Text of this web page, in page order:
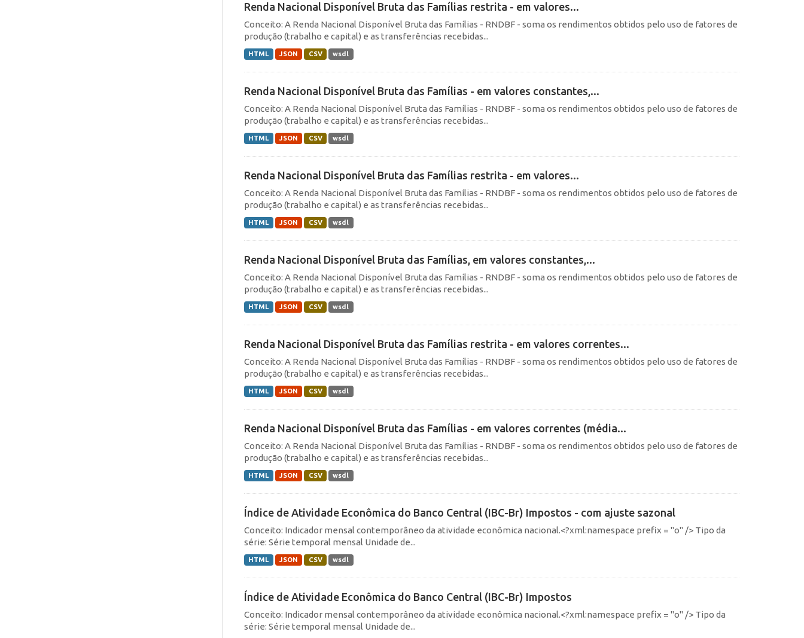
Renda Nacional Disponível Bruta das Famílias restrita - em valores...
Conceito: A Renda Nacional Disponível Bruta das Famílias - RNDBF - soma os rendimentos obtidos pelo uso de fatores de
produção (trabalho e capital) e as transferências recebidas...
HTML JSON CSV wsdl
Renda Nacional Disponível Bruta das Famílias - em valores constantes,...
Conceito: A Renda Nacional Disponível Bruta das Famílias - RNDBF - soma os rendimentos obtidos pelo uso de fatores de
produção (trabalho e capital) e as transferências recebidas...
HTML JSON CSV wsdl
Renda Nacional Disponível Bruta das Famílias restrita - em valores...
Conceito: A Renda Nacional Disponível Bruta das Famílias - RNDBF - soma os rendimentos obtidos pelo uso de fatores de
produção (trabalho e capital) e as transferências recebidas...
HTML JSON CSV wsdl
Renda Nacional Disponível Bruta das Famílias, em valores constantes,...
Conceito: A Renda Nacional Disponível Bruta das Famílias - RNDBF - soma os rendimentos obtidos pelo uso de fatores de
produção (trabalho e capital) e as transferências recebidas...
HTML JSON CSV wsdl
Renda Nacional Disponível Bruta das Famílias restrita - em valores correntes...
Conceito: A Renda Nacional Disponível Bruta das Famílias - RNDBF - soma os rendimentos obtidos pelo uso de fatores de
produção (trabalho e capital) e as transferências recebidas...
HTML JSON CSV wsdl
Renda Nacional Disponível Bruta das Famílias - em valores correntes (média...
Conceito: A Renda Nacional Disponível Bruta das Famílias - RNDBF - soma os rendimentos obtidos pelo uso de fatores de
produção (trabalho e capital) e as transferências recebidas...
HTML JSON CSV wsdl
Índice de Atividade Econômica do Banco Central (IBC-Br) Impostos - com ajuste sazonal
Conceito: Indicador mensal contemporâneo da atividade econômica nacional.<?xml:namespace prefix = "o" /> Tipo da
série: Série temporal mensal Unidade de...
HTML JSON CSV wsdl
Índice de Atividade Econômica do Banco Central (IBC-Br) Impostos
Conceito: Indicador mensal contemporâneo da atividade econômica nacional.<?xml:namespace prefix = "o" /> Tipo da
série: Série temporal mensal Unidade de...